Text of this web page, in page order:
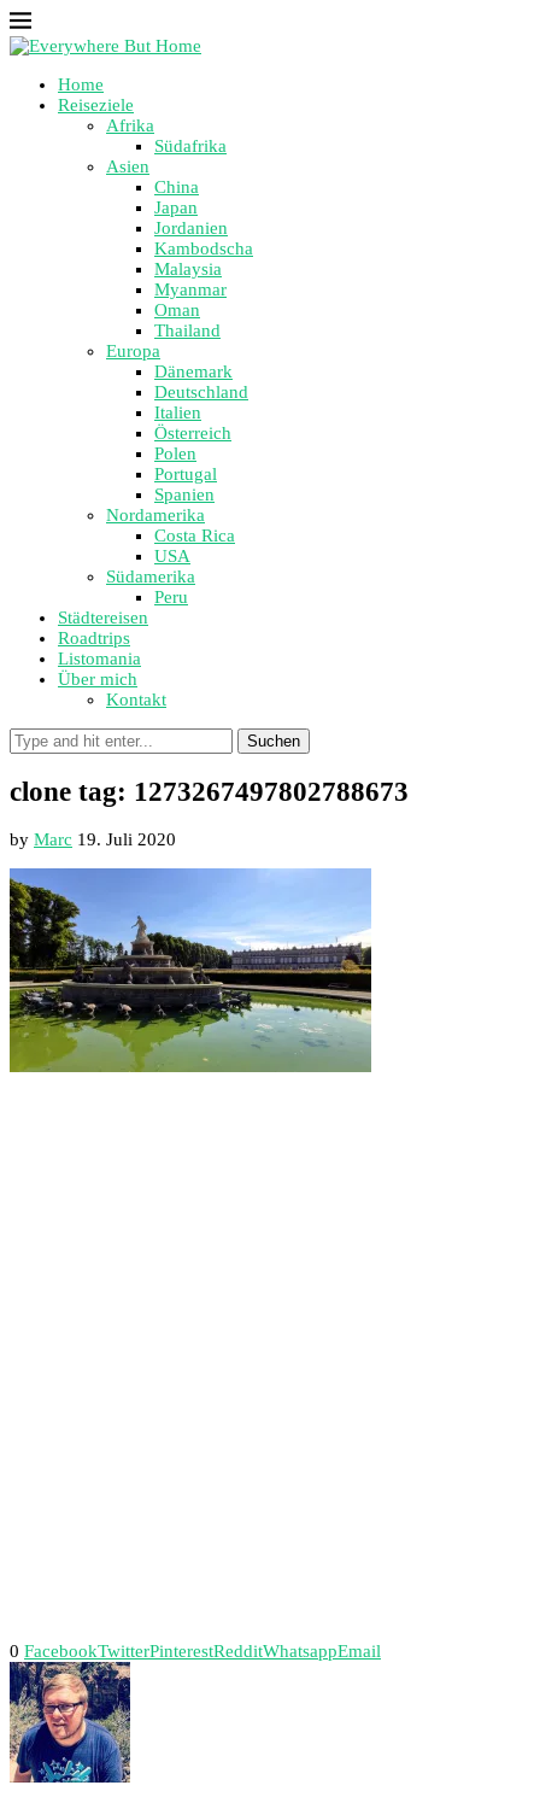
Home
Reiseziele
Afrika
Südafrika
Asien
China
Japan
Jordanien
Kambodscha
Malaysia
Myanmar
Oman
Thailand
Europa
Dänemark
Deutschland
Italien
Österreich
Polen
Portugal
Spanien
Nordamerika
Costa Rica
USA
Südamerika
Peru
Städtereisen
Roadtrips
Listomania
Über mich
Kontakt
Suchen
clone tag: 1273267497802788673
by Marc 19. Juli 2020
0 FacebookTwitterPinterestRedditWhatsappEmail